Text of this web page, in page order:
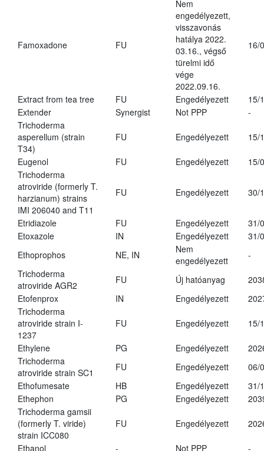
Famoxadone FU
Nem
engedélyezett,
visszavonás
hatálya 2022.
03.16., végső
türelmi idő
vége
2022.09.16.
16/
Extract from tea tree FU Engedélyezett
15/
Extender
Synergist Not PPP
-
Trichoderma
asperellum (strain
T34)
FU Engedélyezett 15/
Eugenol FU Engedélyezett
15/
Trichoderma
atroviride (formerly T.
harzianum) strains
IMI 206040 and T11
FU Engedélyezett 30/
Etridiazole FU Engedélyezett
31/
Etoxazole
IN Engedélyezett
31/
Ethoprophos
NE, IN
Nem
engedélyezett
-
Trichoderma
atroviride AGR2
FU Új hatóanyag
Etofenprox
IN Engedélyezett
Trichoderma
atroviride strain I-
1237
FU Engedélyezett 15/
Ethylene PG Engedélyezett
Trichoderma
atroviride strain SC1
FU Engedélyezett
06/
Ethofumesate
HB Engedélyezett
31/
Ethephon
PG Engedélyezett
Trichoderma gamsii
(formerly T. viride)
strain ICC080
FU Engedélyezett
Ethanol - Not PPP
-